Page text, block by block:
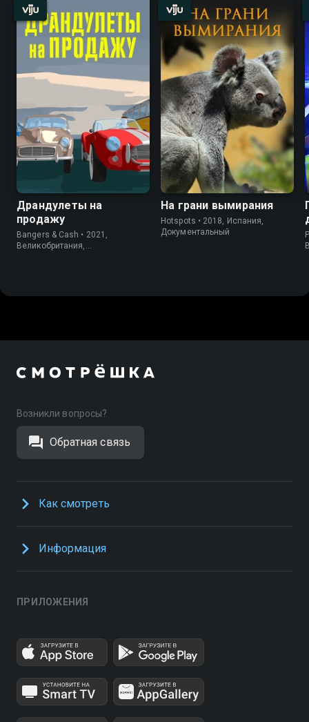
Драндулеты на
продажу
Bangers & Cash • 2021,
Великобритания,
На грани вымирания
Hotspots • 2018, Испания,
Документальный
Возникли вопросы?
Обратная связь
Как смотреть
Информация
ПРИЛОЖЕНИЯ